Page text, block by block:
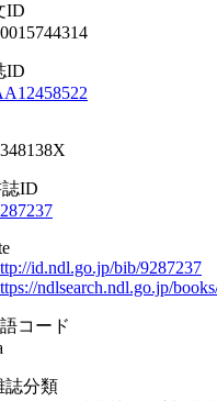
ID
ID
ID
id.ndl.go.jp/bib/9287237
ndlsearch.ndl.go.jp/
コード
誌分類